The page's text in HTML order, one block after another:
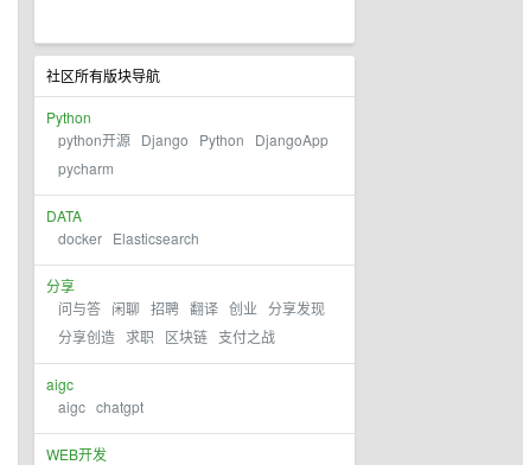
社区所有版块导航
Python
python开源 Django Python
DjangoApp
pycharm
DATA
docker Elasticsearch
分享
问与答 闲聊 招聘 翻译 创业 分享发现
分享创造 求职 区块链 支付之战
aigc
aigc chatgpt
WEB开发